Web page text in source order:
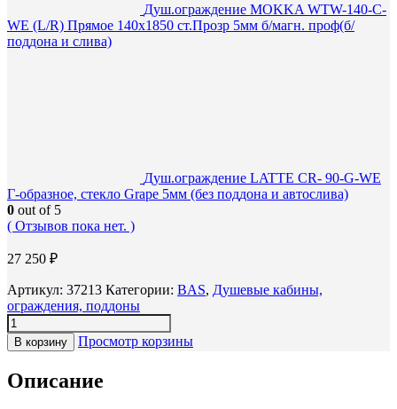
Душ.ограждение MOKKA WTW-140-С-
WE (L/R) Прямое 140х1850 ст.Прозр 5мм б/магн. проф(б/
поддона и слива)
Душ.ограждение LATTE CR- 90-G-WE
Г-образное, стекло Grape 5мм (без поддона и автослива)
0 out of 5
( Отзывов пока нет. )
27 250 ₽
Артикул: 37213 Категории: BAS, Душевые кабины,
ограждения, поддоны
В корзину Просмотр корзины
Описание